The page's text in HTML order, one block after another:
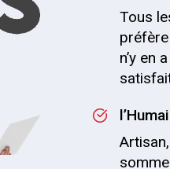
Tous
n’y en